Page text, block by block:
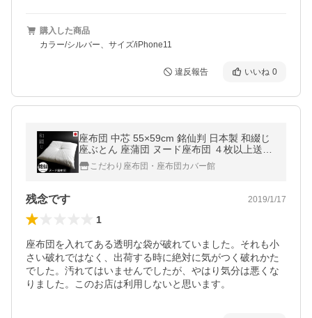
購入した商品
カラー/シルバー、サイズ/iPhone11
違反報告 いいね 0
座布団 中芯 55×59cm 銘仙判 日本製 和綴じ
座ぶとん 座蒲団 ヌード座布団 ４枚以上送料
無料こだわり座布団・座布団カバー館
残念です 2019/1/17
1
座布団を入れてある透明な袋が破れていました。それも小
さい破れではなく、出荷する時に絶対に気がつく破れかた
でした。汚れてはいませんでしたが、やはり気分は悪くな
りました。このお店は利用しないと思います。